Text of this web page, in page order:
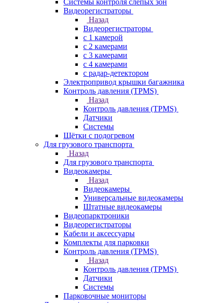
Системы контроля слепых зон
Видеорегистраторы
Назад
Видеорегистраторы
с 1 камерой
с 2 камерами
с 3 камерами
с 4 камерами
с радар-детектором
Электропривод крышки багажника
Контроль давления (TPMS)
Назад
Контроль давления (TPMS)
Датчики
Системы
Щётки с подогревом
Для грузового транспорта
Назад
Для грузового транспорта
Видеокамеры
Назад
Видеокамеры
Универсальные видеокамеры
Штатные видеокамеры
Видеопарктроники
Видеорегистраторы
Кабели и аксессуары
Комплекты для парковки
Контроль давления (TPMS)
Назад
Контроль давления (TPMS)
Датчики
Системы
Парковочные мониторы